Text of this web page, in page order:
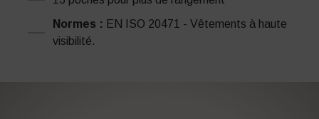
Normes : EN ISO 20471 - Vêtements à haute
visibilité.